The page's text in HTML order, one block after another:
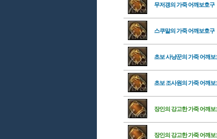
무저갱의 가죽 어깨보호구
스쿠말의 가죽 어깨보호구
초보 사냥꾼의 가죽 어깨보
초보 조사원의 가죽 어깨보
장인의 강고한 가죽 어깨보
장인의 강고한 가죽 어깨보